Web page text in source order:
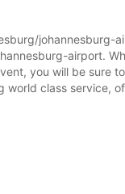
johannesburg-
airport.
you will be sure
world class service,